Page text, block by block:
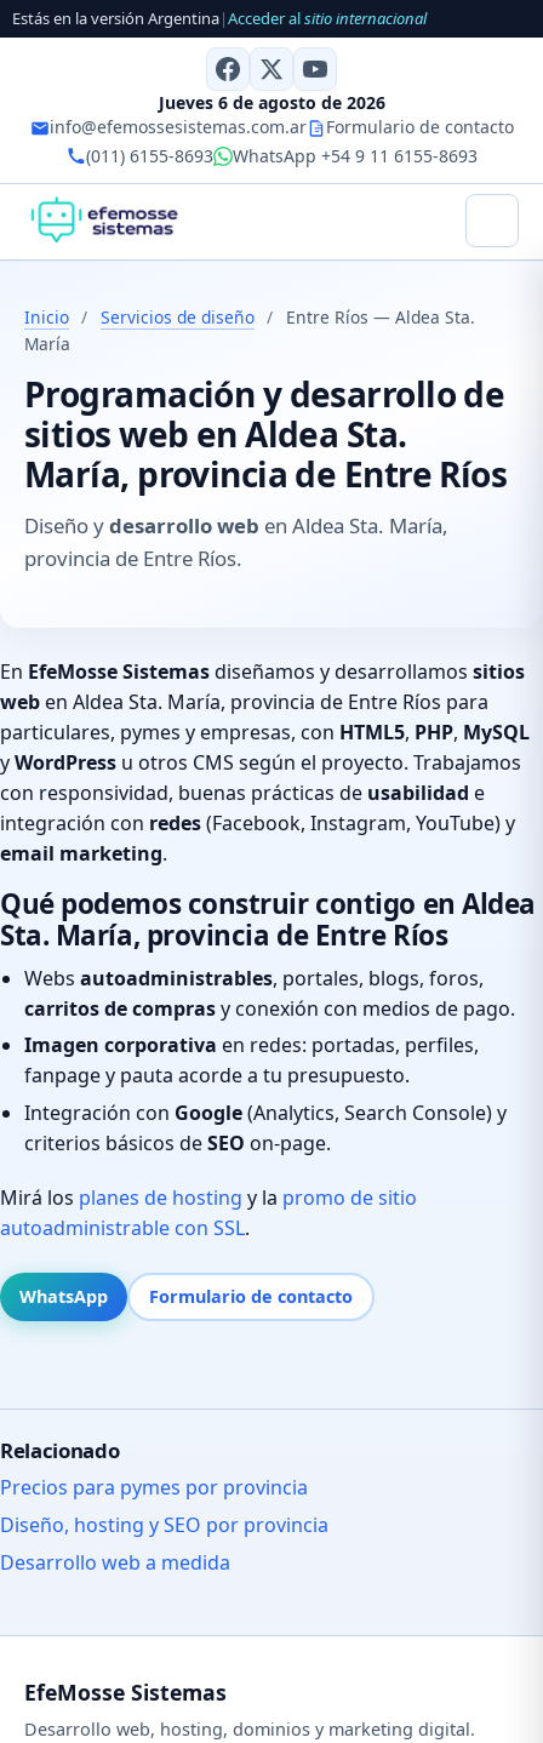
Estás en la versión Argentina|Acceder alsitio internacional
Jueves 6 de agosto de 2026
info@efemossesistemas.com.ar
Formulario de contacto
(011) 6155-8693
WhatsApp +54 9 11 6155-8693
Inicio / Servicios de diseño /
Entre Ríos — Aldea Sta.
María
Programación y desarrollo de
sitios web en Aldea Sta.
María, provincia de Entre Ríos
Diseño ydesarrollo web en Aldea Sta. María,
provincia de Entre Ríos.
En EfeMosse Sistemasdiseñamos y desarrollamos sitios
weben Aldea Sta. María, provincia de Entre Ríos para
particulares, pymes y empresas, con HTML5, PHP, MySQL
yWordPress u otros CMS según el proyecto. Trabajamos
con responsividad, buenas prácticas de usabilidad e
integración con redes(Facebook, Instagram, YouTube) y
email marketing.
Qué podemos construir contigo en Aldea
Sta. María, provincia de Entre Ríos
Webs autoadministrables, portales, blogs, foros,
carritos de comprasy conexión con medios de pago.
Imagen corporativa en redes: portadas, perfiles,
fanpage y pauta acorde a tu presupuesto.
Integración con Google(Analytics, Search Console) y
criterios básicos deSEO on-page.
Mirá los planes de hosting y la promo de sitio
autoadministrable con SSL.
WhatsApp Formulario de contacto
Relacionado
Precios para pymes por provincia
Diseño, hosting y SEO por provincia
Desarrollo web a medida
EfeMosse Sistemas
Desarrollo web, hosting, dominios y marketing digital.